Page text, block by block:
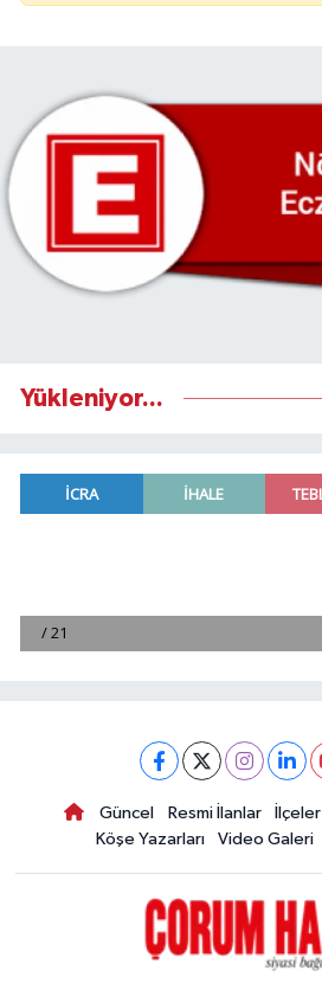
Yükleniyor...
Güncel Resmi İlanlar İlçeler
Köşe Yazarları
Video Galeri